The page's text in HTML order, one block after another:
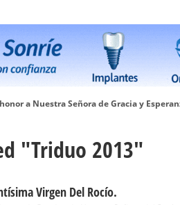
a Nuestra Señora de Gracia y
del Señor ante el paso de Nuestra
del Gran Poder de Sevilla
Besamanos en honor de María Santísima
"Triduo 2013"
Virgen Del Rocío.